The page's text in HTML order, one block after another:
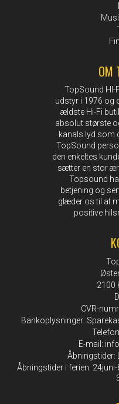
OM
TopSound HI-
udstyr i 1976 og
ældste Hi-Fi
absolut største
kanals lyd som
TopSound
den enkeltes
sætter en stor
Topsound
betjening og
glæder os til at
positive
2100
CVR-
Bankoplysninger:
E-mail :
Åbningstider:
Åbningstider i ferien: